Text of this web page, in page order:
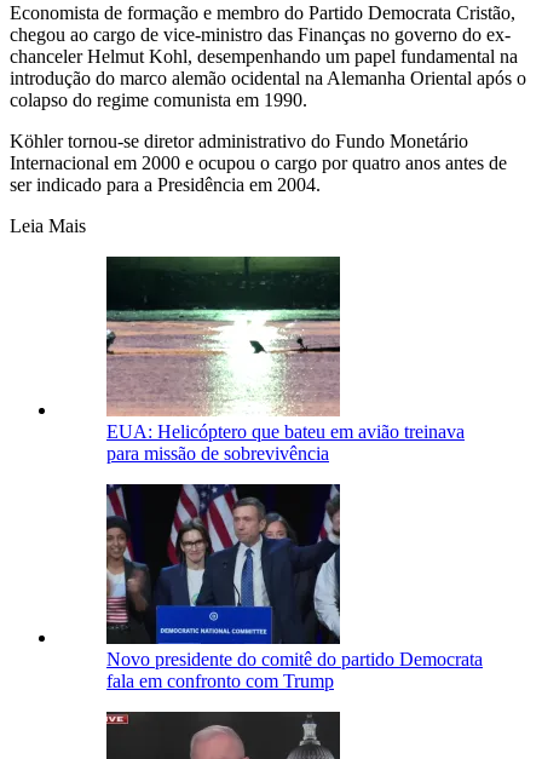
Economista de formação e membro do Partido Democrata Cristão,
chegou ao cargo de vice-ministro das Finanças no governo do ex-
chanceler Helmut Kohl, desempenhando um papel fundamental na
introdução do marco alemão ocidental na Alemanha Oriental após o
colapso do regime comunista em 1990.
Köhler tornou-se diretor administrativo do Fundo Monetário
Internacional em 2000 e ocupou o cargo por quatro anos antes de
ser indicado para a Presidência em 2004.
Leia Mais
EUA: Helicóptero que bateu em avião treinava
para missão de sobrevivência
Novo presidente do comitê do partido Democrata
fala em confronto com Trump